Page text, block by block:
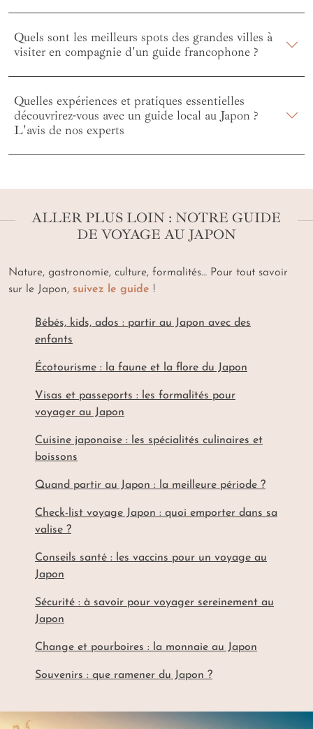
Quels sont les meilleurs spots des grandes villes à
visiter en compagnie d'un guide francophone ?
Quelles expériences et pratiques essentielles
découvrirez-vous avec un guide local au Japon ?
L'avis de nos experts
ALLER PLUS LOIN : NOTRE GUIDE
DE VOYAGE AU JAPON
Nature, gastronomie, culture, formalités… Pour tout savoir
sur le Japon, suivez le guide !
Bébés, kids, ados : partir au Japon avec des
enfants
Écotourisme : la faune et la flore du Japon
Visas et passeports : les formalités pour
voyager au Japon
Cuisine japonaise : les spécialités culinaires et
boissons
Quand partir au Japon : la meilleure période ?
Check-list voyage Japon : quoi emporter dans sa
valise ?
Conseils santé : les vaccins pour un voyage au
Japon
Sécurité : à savoir pour voyager sereinement au
Japon
Change et pourboires : la monnaie au Japon
Souvenirs : que ramener du Japon ?